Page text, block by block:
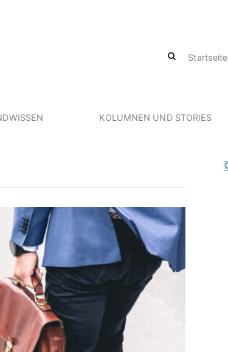
Startseite
KOLUMNEN UND STORIES